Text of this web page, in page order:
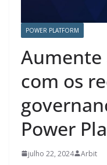
POWER PLATFORM
Aumente
com os
Power
julho 22, 2024 Arbit